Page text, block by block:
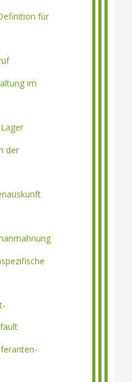
für
im
der